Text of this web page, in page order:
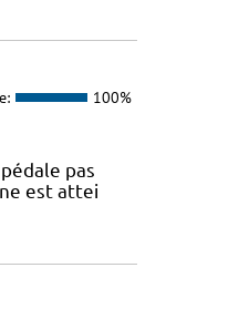
100%
pas
est attei